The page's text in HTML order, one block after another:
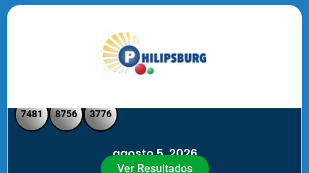
7481 8756 3776
agosto 5, 2026
Ver Resultados